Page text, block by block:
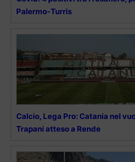
Palermo-Turris
Calcio, Lega Pro: Catania nel
Trapani atteso a Rende